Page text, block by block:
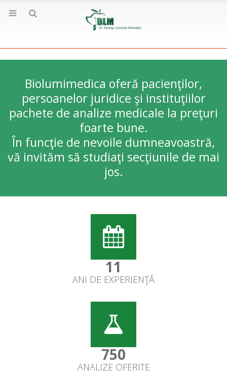
Biolumimedica oferă pacienţilor,
persoanelor juridice şi instituţiilor
pachete de analize medicale la preţuri
foarte bune.
În funcţie de nevoile dumneavoastră,
vă invităm să studiaţi secţiunile de mai
jos.
11
ANI DE EXPERIENŢĂ
750
ANALIZE OFERITE